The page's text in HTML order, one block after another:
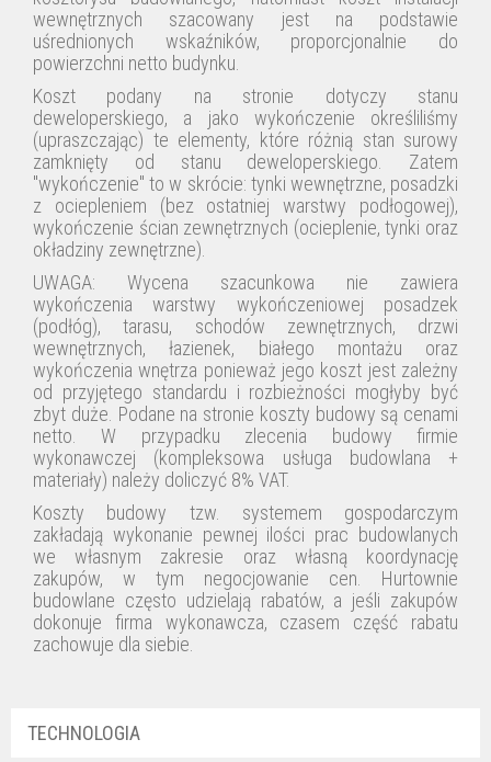
wewnętrznych szacowany jest na podstawie
uśrednionych wskaźników, proporcjonalnie do
powierzchni netto budynku.
Koszt podany na stronie dotyczy stanu
deweloperskiego, a jako wykończenie określiliśmy
(upraszczając) te elementy, które różnią stan surowy
zamknięty od stanu deweloperskiego. Zatem
"wykończenie"to w skrócie: tynki wewnętrzne, posadzki
z ociepleniem (bez ostatniej warstwy podłogowej),
wykończenie ścian zewnętrznych (ocieplenie, tynki oraz
okładziny zewnętrzne).
UWAGA: Wycena szacunkowa nie zawiera
wykończenia warstwy wykończeniowej posadzek
(podłóg), tarasu, schodów zewnętrznych, drzwi
wewnętrznych, łazienek, białego montażu oraz
wykończenia wnętrza ponieważ jego koszt jest zależny
od przyjętego standardu i rozbieżności mogłyby być
zbyt duże. Podane na stronie koszty budowy są cenami
netto. W przypadku zlecenia budowy firmie
wykonawczej (kompleksowa usługa budowlana +
materiały) należy doliczyć 8% VAT.
Koszty budowy tzw. systemem gospodarczym
zakładają wykonanie pewnej ilości prac budowlanych
we własnym zakresie oraz własną koordynację
zakupów, w tym negocjowanie cen. Hurtownie
budowlane często udzielają rabatów, a jeśli zakupów
dokonuje firma wykonawcza, czasem część rabatu
zachowuje dla siebie.
TECHNOLOGIA